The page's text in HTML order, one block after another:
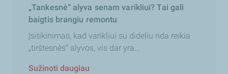
„Tankesnė“ alyva senam varikliui? Tai gali
baigtis brangiu remontu
Įsitikinimas, kad varikliui su dideliu rida reikia
„tirštesnės“ alyvos, vis dar yra...
Sužinoti daugiau